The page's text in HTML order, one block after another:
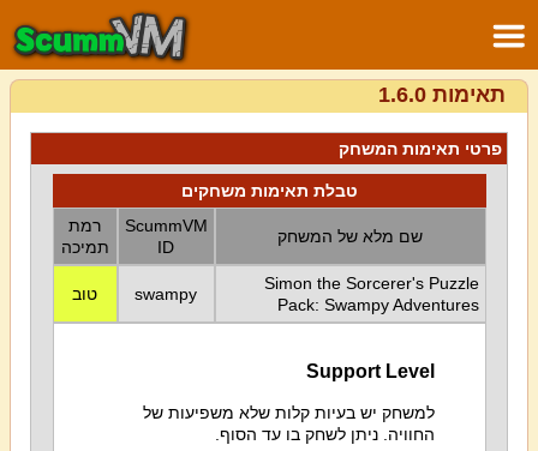
תאימות 1.6.0
פרטי תאימות המשחק
טבלת תאימות משחקים
שם מלא של המשחק
ScummVM
ID
רמת
תמיכה
Simon the Sorcerer's Puzzle
Pack: Swampy Adventures
swampy טוב
Support Level
למשחק יש בעיות קלות שלא משפיעות של
החוויה. ניתן לשחק בו עד הסוף.